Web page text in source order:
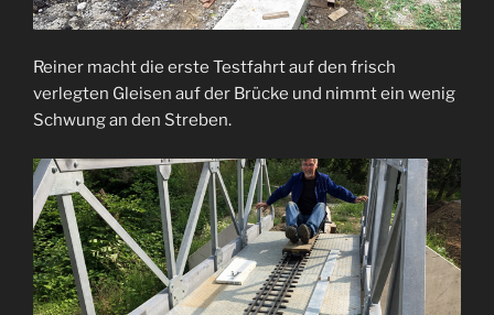
Reiner macht die erste Testfahrt auf den frisch
verlegten Gleisen auf der Brücke und nimmt ein wenig
Schwung an den Streben.